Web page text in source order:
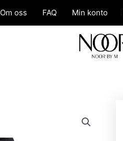
Om oss FAQ Min konto